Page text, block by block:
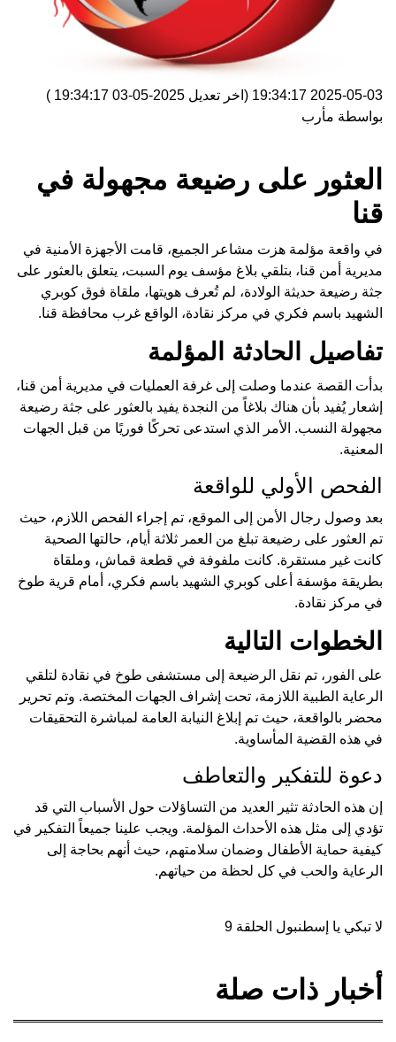
2025-05-03 19:34:17 (اخر تعديل 2025-05-03 19:34:17
)
بواسطة مأرب
العثور على رضيعة مجهولة في
قنا
في واقعة مؤلمة هزت مشاعر الجميع، قامت الأجهزة الأمنية في
مديرية أمن قنا، بتلقي بلاغ مؤسف يوم السبت، يتعلق بالعثور على
جثة رضيعة حديثة الولادة، لم تُعرف هويتها، ملقاة فوق كوبري
الشهيد باسم فكري في مركز نقادة، الواقع غرب محافظة قنا.
تفاصيل الحادثة المؤلمة
بدأت القصة عندما وصلت إلى غرفة العمليات في مديرية أمن قنا،
إشعار يُفيد بأن هناك بلاغاً من النجدة يفيد بالعثور على جثة رضيعة
مجهولة النسب. الأمر الذي استدعى تحركًا فوريًا من قبل الجهات
المعنية.
الفحص الأولي للواقعة
بعد وصول رجال الأمن إلى الموقع، تم إجراء الفحص اللازم، حيث
تم العثور على رضيعة تبلغ من العمر ثلاثة أيام، حالتها الصحية
كانت غير مستقرة. كانت ملفوفة في قطعة قماش، وملقاة
بطريقة مؤسفة أعلى كوبري الشهيد باسم فكري، أمام قرية طوخ
في مركز نقادة.
الخطوات التالية
على الفور، تم نقل الرضيعة إلى مستشفى طوخ في نقادة لتلقي
الرعاية الطبية اللازمة، تحت إشراف الجهات المختصة. وتم تحرير
محضر بالواقعة، حيث تم إبلاغ النيابة العامة لمباشرة التحقيقات
في هذه القضية المأساوية.
دعوة للتفكير والتعاطف
إن هذه الحادثة تثير العديد من التساؤلات حول الأسباب التي قد
تؤدي إلى مثل هذه الأحداث المؤلمة. ويجب علينا جميعاً التفكير في
كيفية حماية الأطفال وضمان سلامتهم، حيث أنهم بحاجة إلى
الرعاية والحب في كل لحظة من حياتهم.
لا تبكي يا إسطنبول الحلقة 9
أخبار ذات صلة